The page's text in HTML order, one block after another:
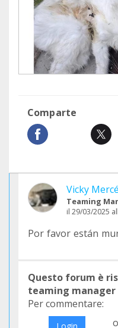
Comparte
Vicky
Teaming
il 29/03/2025
Por favor están
Questo forum è
teaming manager
Per commentare:
o